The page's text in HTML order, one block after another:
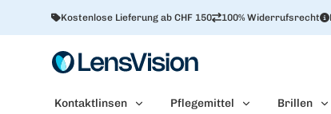
Kostenlose Lieferung ab CHF 150 100% Widerrufsrecht
Kontaktlinsen Pflegemittel Brillen